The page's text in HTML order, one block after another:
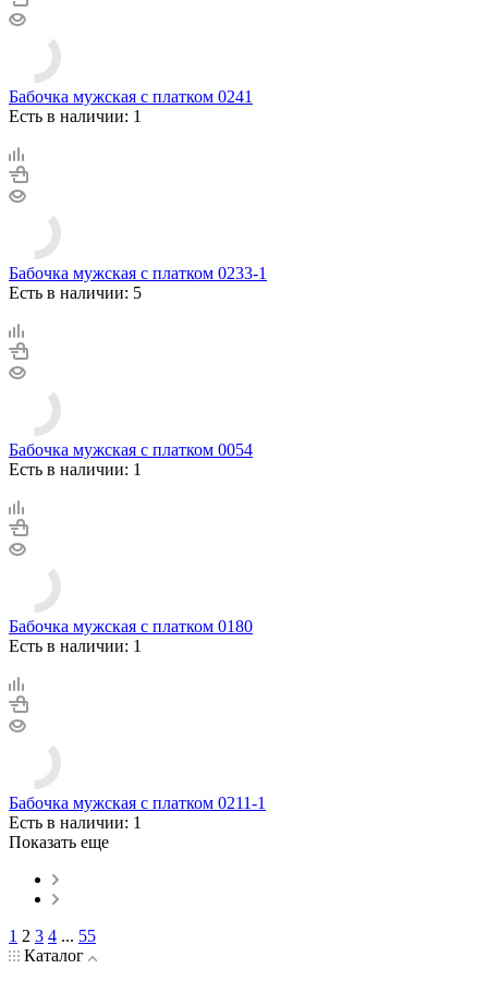
Бабочка мужская с платком 0241
Есть в наличии: 1
Бабочка мужская с платком 0233-1
Есть в наличии: 5
Бабочка мужская с платком 0054
Есть в наличии: 1
Бабочка мужская с платком 0180
Есть в наличии: 1
Бабочка мужская с платком 0211-1
Есть в наличии: 1
Показать еще
1 2 3 4 ... 55
Каталог